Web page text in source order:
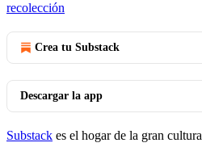
recolección
Crea tu Substack
Descargar la app
Substack es el hogar de la gran cultura